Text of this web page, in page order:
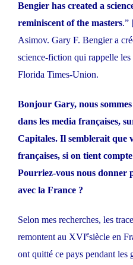
Bengier has created a
reminiscent of the masters.”
Asimov. Gary F. Bengier a
science-fiction qui rappelle
Florida Times-Union.
Bonjour Gary, nous
dans les media françaises,
Capitales. Il semblerait que
françaises, si on tient
Pourriez-vous nous donner
avec la France ?
Selon mes recherches, les
remontent au XVIesiècle en
ont quitté ce pays pendant les